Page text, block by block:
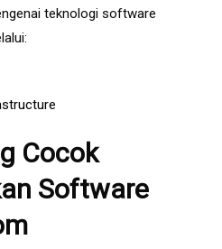
teknologi software
Cocok
Software